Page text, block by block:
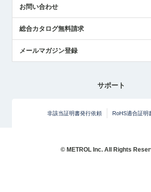
お問い合わせ
総合カタログ無料請求
メールマガジン登録
サポート
非該当証明書発行依頼 RoHS適合証明
© METROL Inc. All Rights